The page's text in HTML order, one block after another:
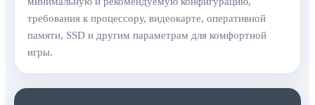
требования к процессору, видеокарте, оперативной
памяти, SSD и другим параметрам для комфортной
игры.